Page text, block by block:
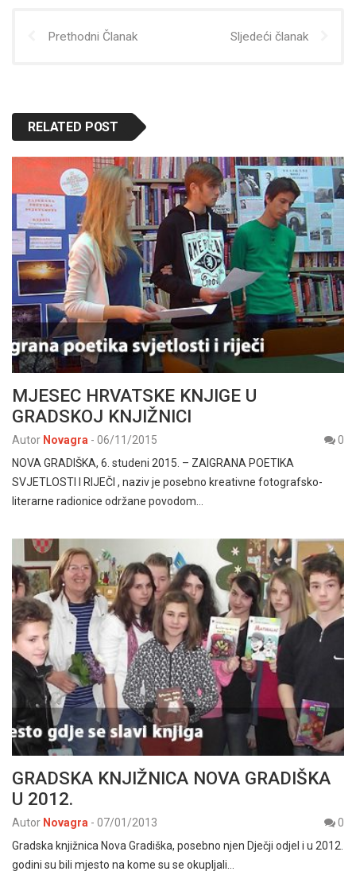
Prethodni Članak Sljedeći članak
RELATED POST
MJESEC HRVATSKE KNJIGE U
GRADSKOJ KNJIŽNICI
Autor Novagra - 06/11/2015
0
NOVA GRADIŠKA, 6. studeni 2015. – ZAIGRANA POETIKA
SVJETLOSTI I RIJEČI , naziv je posebno kreativne fotografsko-
literarne radionice održane povodom…
GRADSKA KNJIŽNICA NOVA GRADIŠKA
U 2012.
Autor Novagra - 07/01/2013
0
Gradska knjižnica Nova Gradiška, posebno njen Dječji odjel i u 2012.
godini su bili mjesto na kome su se okupljali…